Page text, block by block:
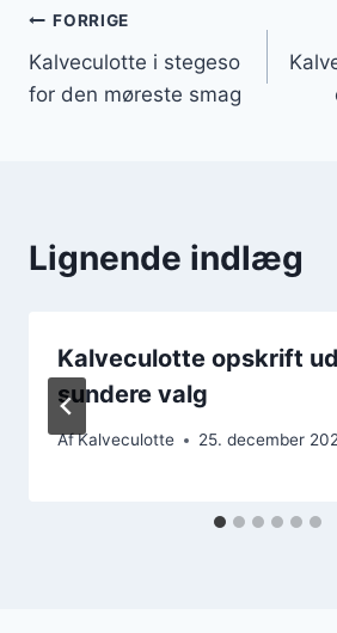
Indlægsnavigation
FORRIGE
Kalveculotte i stegeso
for den møreste smag
Lignende indlæg
Kalveculotte opskrift
sundere valg
AfKalveculotte 25. december